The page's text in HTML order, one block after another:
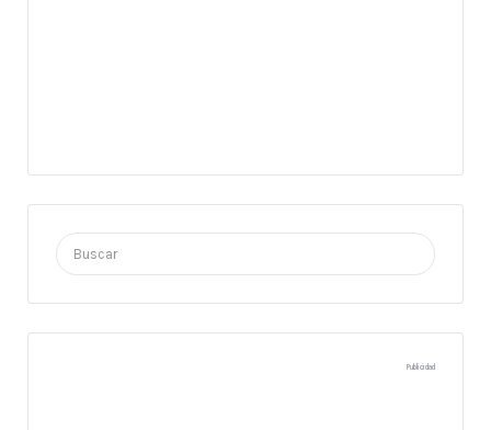
Buscar
por:
Publicidad